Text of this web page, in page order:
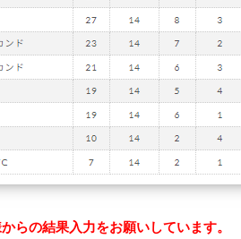
らの結果入力をお願いしています。